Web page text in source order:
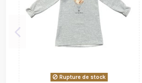
Rupture de stock